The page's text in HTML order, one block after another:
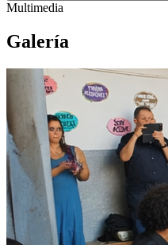
Multimedia
Galería